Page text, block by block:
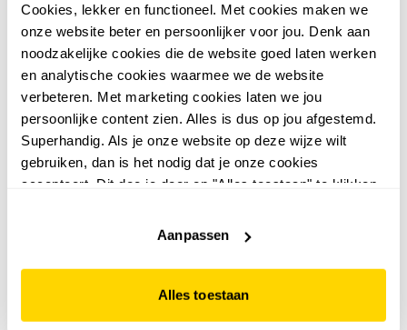
Cookies, lekker en functioneel. Met cookies maken we
onze website beter en persoonlijker voor jou. Denk aan
noodzakelijke cookies die de website goed laten werken
en analytische cookies waarmee we de website
verbeteren. Met marketing cookies laten we jou
persoonlijke content zien. Alles is dus op jou afgestemd.
Superhandig. Als je onze website op deze wijze wilt
gebruiken, dan is het nodig dat je onze cookies
accepteert. Dit doe je door op "Alles toestaan" te klikken.
website niet optimaal functioneert.
Aanpassen
Alles toestaan